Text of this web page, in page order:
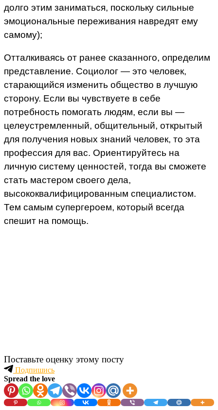
долго этим заниматься, поскольку сильные
эмоциональные переживания навредят ему
самому);
Отталкиваясь от ранее сказанного, определим
представление. Социолог — это человек,
старающийся изменить общество в лучшую
сторону. Если вы чувствуете в себе
потребность помогать людям, если вы —
целеустремленный, общительный, открытый
для получения новых знаний человек, то эта
профессия для вас. Ориентируйтесь на
личную систему ценностей, тогда вы сможете
стать мастером своего дела,
высококвалифицированным специалистом.
Тем самым супергероем, который всегда
спешит на помощь.
Поставьте оценку этому посту
Подпишись
Spread the love